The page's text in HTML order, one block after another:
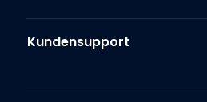
Kundensupport